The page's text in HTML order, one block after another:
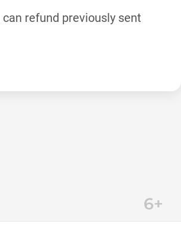
refund previously sent